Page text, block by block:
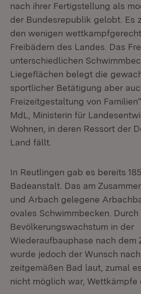
nach ihrer Fertigstellung als
der Bundesrepublik gelobt. Es
den wenigen
Freibädern des Landes. Das
unterschiedlichen
Liegeflächen belegt die
sportlicher Betätigung aber
Freizeitgestaltung von
MdL, Ministerin für
Wohnen, in deren Ressort der
Land fällt.
In Reutlingen gab es bereits
Badeanstalt. Das am
und Arbach gelegene
ovales Schwimmbecken. Durch
Bevölkerungswachstum in der
Wiederaufbauphase nach dem
wurde jedoch der Wunsch
zeitgemäßen Bad laut, zumal
nicht möglich war, Wettkämpfe